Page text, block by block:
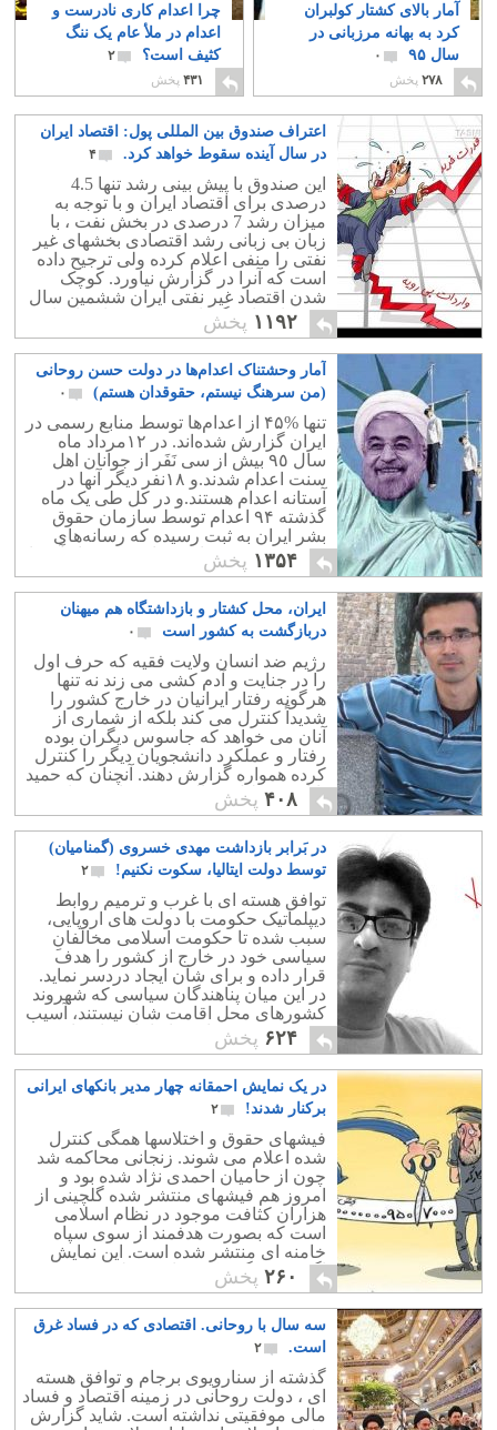
آمار بالای کشتار کولبران
کرد به بهانه مرزبانی در
سال ۹۵
۰
۲۷۸ پخش
چرا اعدام کاری نادرست و
اعدام در ملأ عام یک ننگ
کثیف است؟
۲
۴۳۱ پخش
اعتراف صندوق بین المللی پول: اقتصاد ایران
در سال آینده سقوط خواهد کرد.
۴
این صندوق با پیش بینی رشد تنها 4.5
درصدی برای اقتصاد ایران و با توجه به
میزان رشد 7 درصدی در بخش نفت ، با
زبان بی زبانی رشد اقتصادی بخشهای غیر
نفتی را منفی اعلام کرده ولی ترجیح داده
است که آنرا در گزارش نیاورد. کوچک
شدن اقتصاد غیر نفتی ایران ششمین سال
خود را خواهد گذرانید که به معنایی افزایش
بیکاری و فقر در اثر تعطیلی کارخانه ها و
کارگاههای بیشتر است.از سوی دیگر خود
دولت و همچنین دستگاههای بیمه هم
ورشکسته هستند و این کلاف سر در گم از
تعداد زیادی بنگاه دولتی و مافیایی
ورشکسته تشکیل شده است که سران دزد
و ثروتمندش حاضر به پاسخگویی هم
نیستند.
۱۱۹۲ پخش
آمار وحشتناک اعدام‌ها در دولت حسن روحانی
(من سرهنگ نیستم، حقوقدان هستم)
۰
تنها %۴۵ از اعدام‌ها توسط منابع رسمی در
ایران گزارش شده‌اند. در ١٢مرداد ماه
سال ٩٥ بیش از سی نَفَر از جوانان اهل
سنت اعدام شدند.و ١٨نفر دیگر آنها در
آستانه اعدام هستند.و در كل طی یک ماه
گذشته ۹۴ اعدام توسط سازمان حقوق
بشر ایران به ثبت رسیده که رسانه‌های
اعلان کرده‌اند. اولین دقایق روز سه‌شنبه
نهم اوت دست‌کم ۵ زندانی از جمله "محمد
عبدالهی" زندانی سیاسی در زندان ارومیه
و سپیده‌دم همین روز نیز ۱ زندانی در زندان
۱۳۵۴ پخش
ایران، محل کشتار و بازداشتگاه هم میهنان
دربازگشت به کشور است
۰
رژیم ضد انسان ولایت فقیه که حرف اول
را در جنایت و آدم کشی می زند نه تنها
هرگونه رفتار ایرانیان در خارج کشور را
شدیداً کنترل می کند بلکه از شماری از
آنان می خواهد که جاسوس دیگران بوده
رفتار و عملکرد دانشجویان دیگر را کنترل
کرده همواره گزارش دهند. آنچنان که حمید
بابائی به دلیل مخالفت به زندان می افتد.
۴۰۸ پخش
در بَرابر بازداشت مهدی خسروی (گمنامیان)
توسط دولت ایتالیا، سکوت نکنیم!
۲
توافق هسته ای با غرب و ترمیم روابط
دیپلماتیک حکومت با دولت های اروپایی،
سبب شده تا حکومت اسلامی مخالفانِ
سیاسی خود در خارج از کشور را هدف
قرار داده و برای شان ایجاد دردسر نماید.
در این میان پناهندگان سیاسی که شهروند
کشورهای محل اقامت شان نیستند، آسیب
پذیرترین قشر جامعه ایرانیان خارج از
کشور هستند.
۶۲۴ پخش
در یک نمایش احمقانه چهار مدیر بانکهای ایرانی
برکنار شدند!
۲
فیشهای حقوق و اختلاسها همگی کنترل
شده اعلام می شوند. زنجانی محاکمه شد
چون از حامیان احمدی نژاد شده بود و
امروز هم فیشهای منتشر شده گلچینی از
هزاران کثافت موجود در نظام اسلامی
است که بصورت هدفمند از سوی سپاه
خامنه ای منتشر شده است. این نمایش
اگرچه سرگرم کننده است ولی همچون
برنامه « دور همی » کاملا عبث و بیهوده
است. حتی سرگرم شدنش هم به وقت
گذاشتن نمی ارزد!
۲۶۰ پخش
سه سال با روحانی. اقتصادی که در فساد غرق
است.
۲
گذشته از سنارویوی برجام و توافق هسته
ای ، دولت روحانی در زمینه اقتصاد و فساد
مالی موفقیتی نداشته است. شاید گزارش